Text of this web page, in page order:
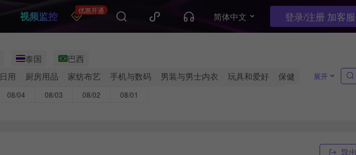
视频监控 优惠开通
简体中文 登录/注册 加客
泰国
巴西
用 厨房用品 家纺布艺 手机与数码 男装与男士内衣 玩具和爱好
保健
品 汽车与摩托车 五金工具 收藏品
展开
08/04 08/03 08/02 08/01
导